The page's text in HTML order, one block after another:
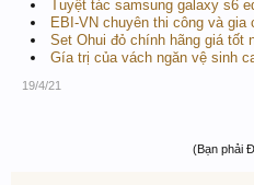
Tuyệt tác samsung galaxy s6
EBI-VN chuyên thi công và gia
Set Ohui đỏ chính hãng giá tốt
Gía trị của vách ngăn vệ sinh
19/4/21
(Bạn phải